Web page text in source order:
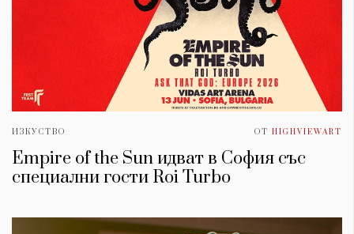
ИЗКУСТВО ОТ HIGHVIEWART
Empire of the Sun идват в София със
специални гости Roi Turbo